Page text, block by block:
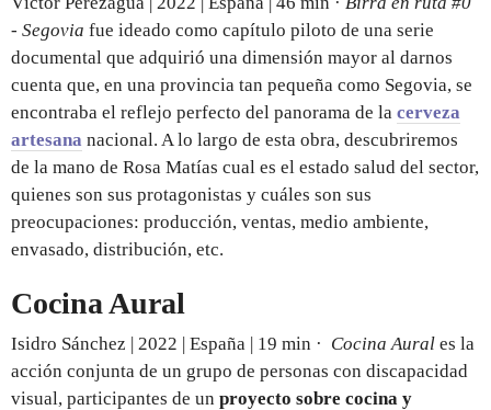
- Segovia fue ideado como capítulo piloto de una serie
documental que adquirió una dimensión mayor al darnos
cuenta que, en una provincia tan pequeña como Segovia, se
encontraba el reflejo perfecto del panorama de la cerveza
artesana nacional. A lo largo de esta obra, descubriremos
de la mano de Rosa Matías cual es el estado salud del sector,
quienes son sus protagonistas y cuáles son sus
preocupaciones: producción, ventas, medio ambiente,
envasado, distribución, etc.
Cocina Aural
Isidro Sánchez | 2022 | España | 19 min · Cocina Aural es la
acción conjunta de un grupo de personas con discapacidad
visual, participantes de un proyecto sobre cocina y